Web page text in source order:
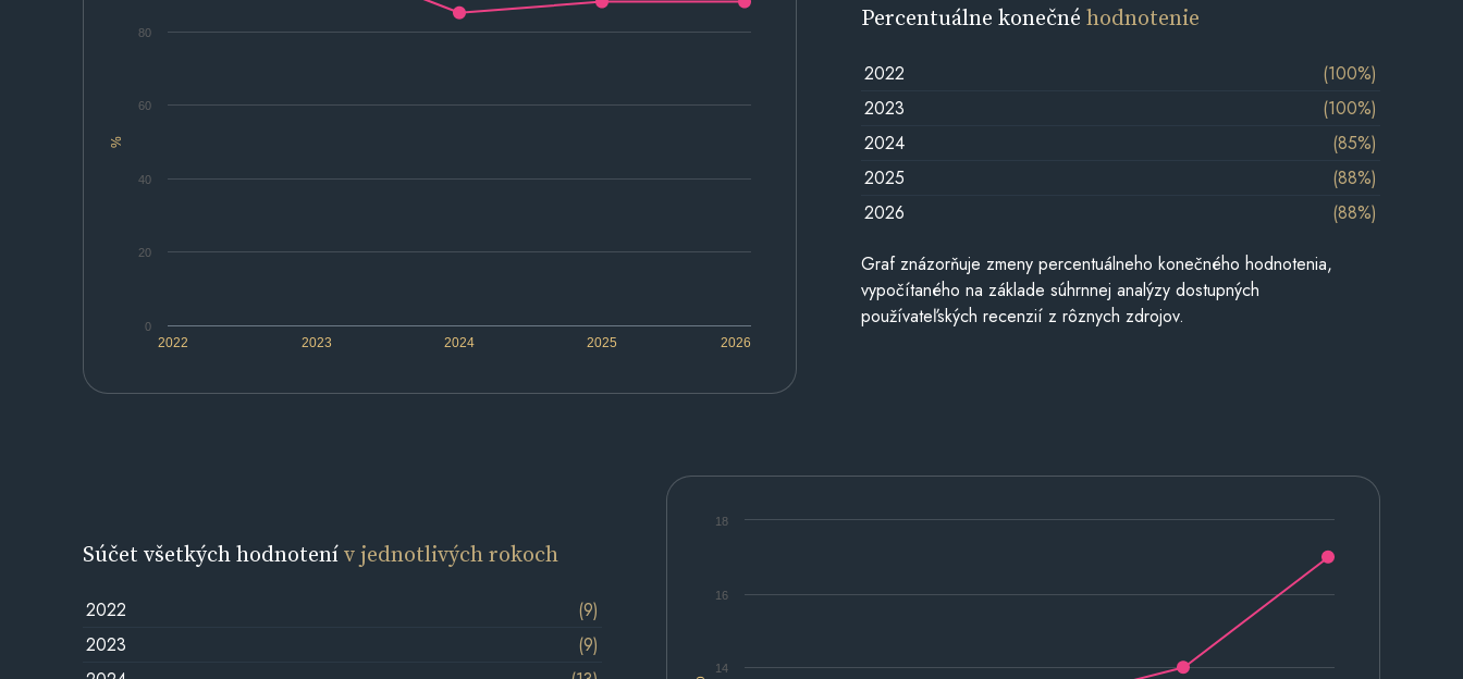
%
2022 2023 2024 2025 2026
0
20
40
60
80
Percentuálne konečnéhodnotenie
2022
(100%)
2023
(100%)
2024
(85%)
2025
(88%)
2026
(88%)
Graf znázorňuje zmeny percentuálneho konečného hodnotenia,
vypočítaného na základe súhrnnej analýzy dostupných
používateľských recenzií z rôznych zdrojov.
14
16
18
Súčet všetkých hodnotenív jednotlivých rokoch
2022
(9)
2023
(9)